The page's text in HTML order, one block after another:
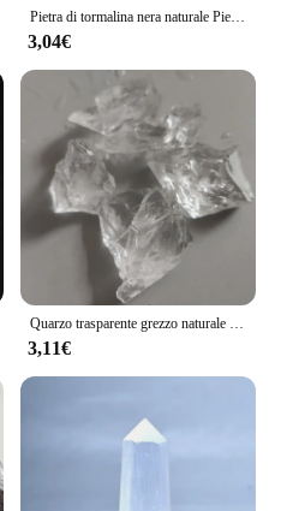
Pietra di tormalina nera naturale Pietra di quarzo bianco Riparazione Decorazione minerale domestico Pietra Campione minerale Guarigione di cristallo irregolare
3,04€
Quarzo trasparente grezzo naturale cristallo bianco roccia minerale campione pietra curativa acquario pietra decorazione della casa artigianato in pietra
3,11€